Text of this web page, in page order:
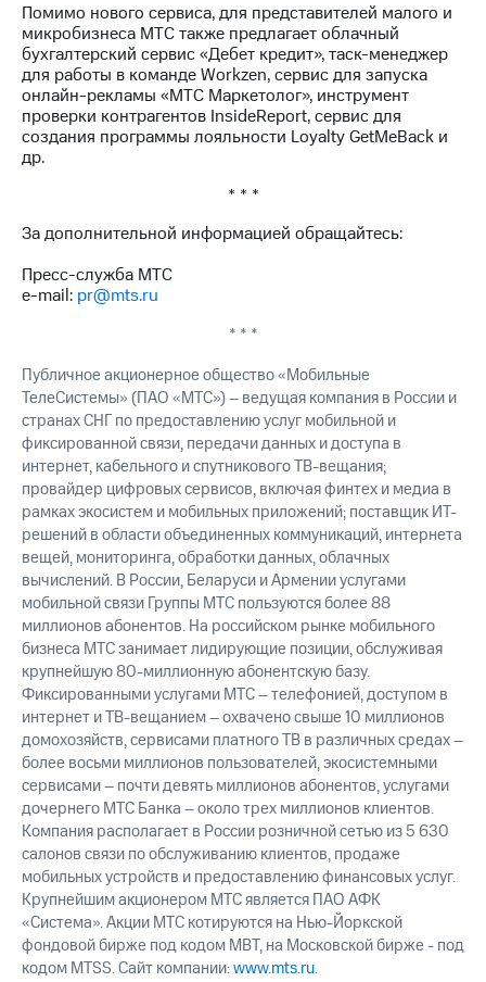
выкупа
акций
Дивиденды
Рынок
облигаций
Описание
погашении
именных
облигаций
Другое
Контакты
развитие
деловая этика
На главную
Помимо нового сервиса, для представителей малого и
микробизнеса МТС также предлагает облачный
бухгалтерский сервис «Дебет кредит», таск-менеджер
для работы в команде Workzen, сервис для запуска
онлайн-рекламы «МТС Маркетолог», инструмент
проверки контрагентов InsideReport, сервис для
создания программы лояльности Loyalty GetMeBack и
др.
* * *
За дополнительной информацией обращайтесь:
Пресс-служба МТС
e-mail: pr@mts.ru
* * *
Публичное акционерное общество «Мобильные
ТелеСистемы» (ПАО «МТС») – ведущая компания в России и
странах СНГ по предоставлению услуг мобильной и
фиксированной связи, передачи данных и доступа в
интернет, кабельного и спутникового ТВ-вещания;
провайдер цифровых сервисов, включая финтех и медиа в
рамках экосистем и мобильных приложений; поставщик ИТ-
решений в области объединенных коммуникаций, интернета
вещей, мониторинга, обработки данных, облачных
вычислений. В России, Беларуси и Армении услугами
мобильной связи Группы МТС пользуются более 88
миллионов абонентов. На российском рынке мобильного
бизнеса МТС занимает лидирующие позиции, обслуживая
крупнейшую 80-миллионную абонентскую базу.
Фиксированными услугами МТС – телефонией, доступом в
интернет и ТВ-вещанием – охвачено свыше 10 миллионов
домохозяйств, сервисами платного ТВ в различных средах –
более восьми миллионов пользователей, экосистемными
сервисами – почти девять миллионов абонентов, услугами
дочернего МТС Банка – около трех миллионов клиентов.
Компания располагает в России розничной сетью из 5 630
салонов связи по обслуживанию клиентов, продаже
мобильных устройств и предоставлению финансовых услуг.
Крупнейшим акционером МТС является ПАО АФК
«Система». Акции МТС котируются на Нью-Йоркской
фондовой бирже под кодом MBT, на Московской бирже - под
кодом MTSS. Сайт компании:www.mts.ru.